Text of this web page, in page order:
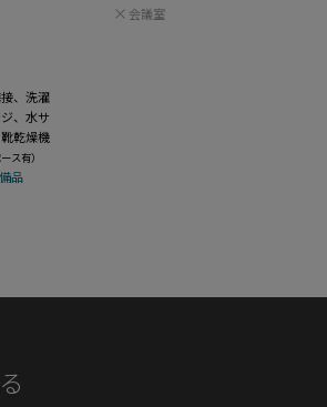
会議室
、洗濯
、水サ
乾燥機
ス有）
品